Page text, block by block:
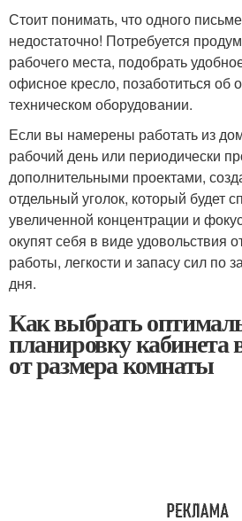
Стоит понимать, что одного
недостаточно! Потребуется
рабочего места, подобрать
офисное кресло, позаботиться об
техническом оборудовании.
Если вы намерены работать из
рабочий день или периодически
дополнительными проектами,
отдельный уголок, который будет
увеличенной концентрации и
окупят себя в виде удовольствия
работы, легкости и запасу сил по
дня.
Как выбрать
планировку кабинета
от размера комнаты